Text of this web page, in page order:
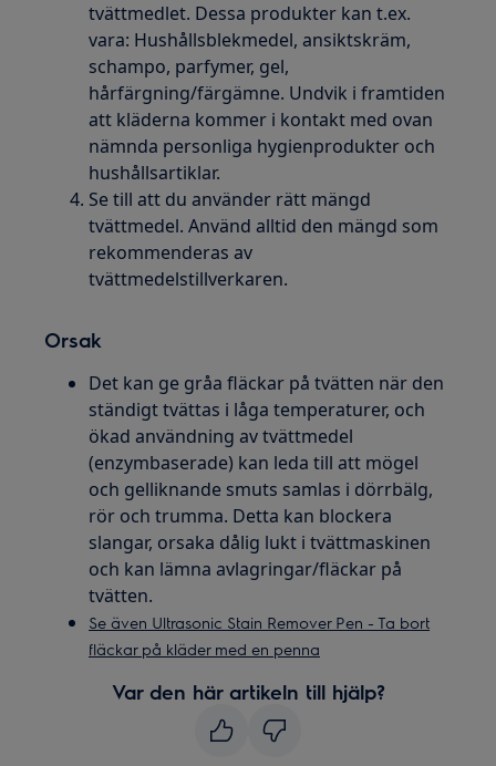
tvättmedlet. Dessa produkter kan t.ex.
vara: Hushållsblekmedel, ansiktskräm,
schampo, parfymer, gel,
hårfärgning/färgämne. Undvik i framtiden
att kläderna kommer i kontakt med ovan
nämnda personliga hygienprodukter och
hushållsartiklar.
Se till att du använder rätt mängd
tvättmedel. Använd alltid den mängd som
rekommenderas av
tvättmedelstillverkaren.
Orsak
Det kan ge gråa fläckar på tvätten när den
ständigt tvättas i låga temperaturer, och
ökad användning av tvättmedel
(enzymbaserade) kan leda till att mögel
och gelliknande smuts samlas i dörrbälg,
rör och trumma. Detta kan blockera
slangar, orsaka dålig lukt i tvättmaskinen
och kan lämna avlagringar/fläckar på
tvätten.
Se även Ultrasonic Stain Remover Pen - Ta bort
fläckar på kläder med en penna
Var den här artikeln till hjälp?